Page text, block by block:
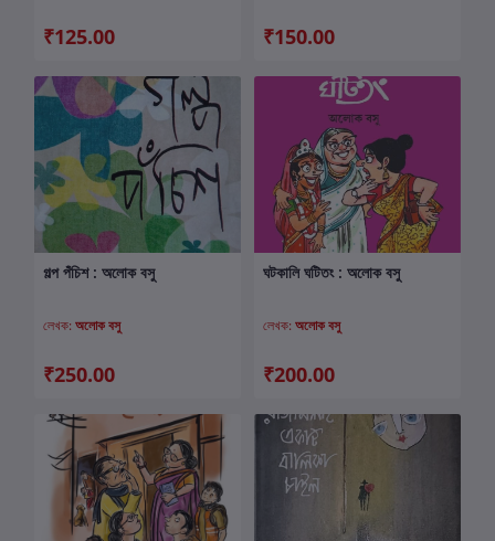
₹125.00 ₹150.00
কার্টে যোগ করুন
গল্প পঁচিশ : অলোক বসু
লেখক: অলোক বসু
₹250.00
কার্টে যোগ করুন
ঘটকালি ঘটিতং : অলোক বসু
লেখক: অলোক বসু
₹200.00